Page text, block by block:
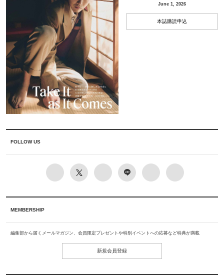
June 1, 2026
本誌購読申込
FOLLOW US
MEMBERSHIP
編集部から届くメールマガジン、会員限定プレゼントや特別イベントへの応募など特典が満載
新規会員登録